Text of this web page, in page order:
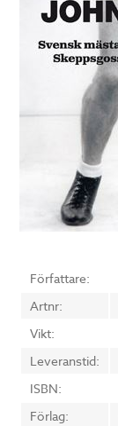
Författare:
Artnr:
Vikt:
Leveranstid:
ISBN:
Förlag: